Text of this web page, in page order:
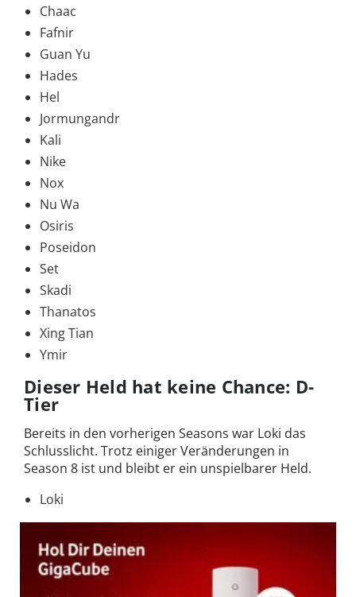
Chaac
Fafnir
Guan Yu
Hades
Hel
Jormungandr
Kali
Nike
Nox
Nu Wa
Osiris
Poseidon
Set
Skadi
Thanatos
Xing Tian
Ymir
Dieser Held hat keine Chance: D-
Tier
Bereits in den vorherigen Seasons war Loki das
Schlusslicht. Trotz einiger Veränderungen in
Season 8 ist und bleibt er ein unspielbarer Held.
Loki